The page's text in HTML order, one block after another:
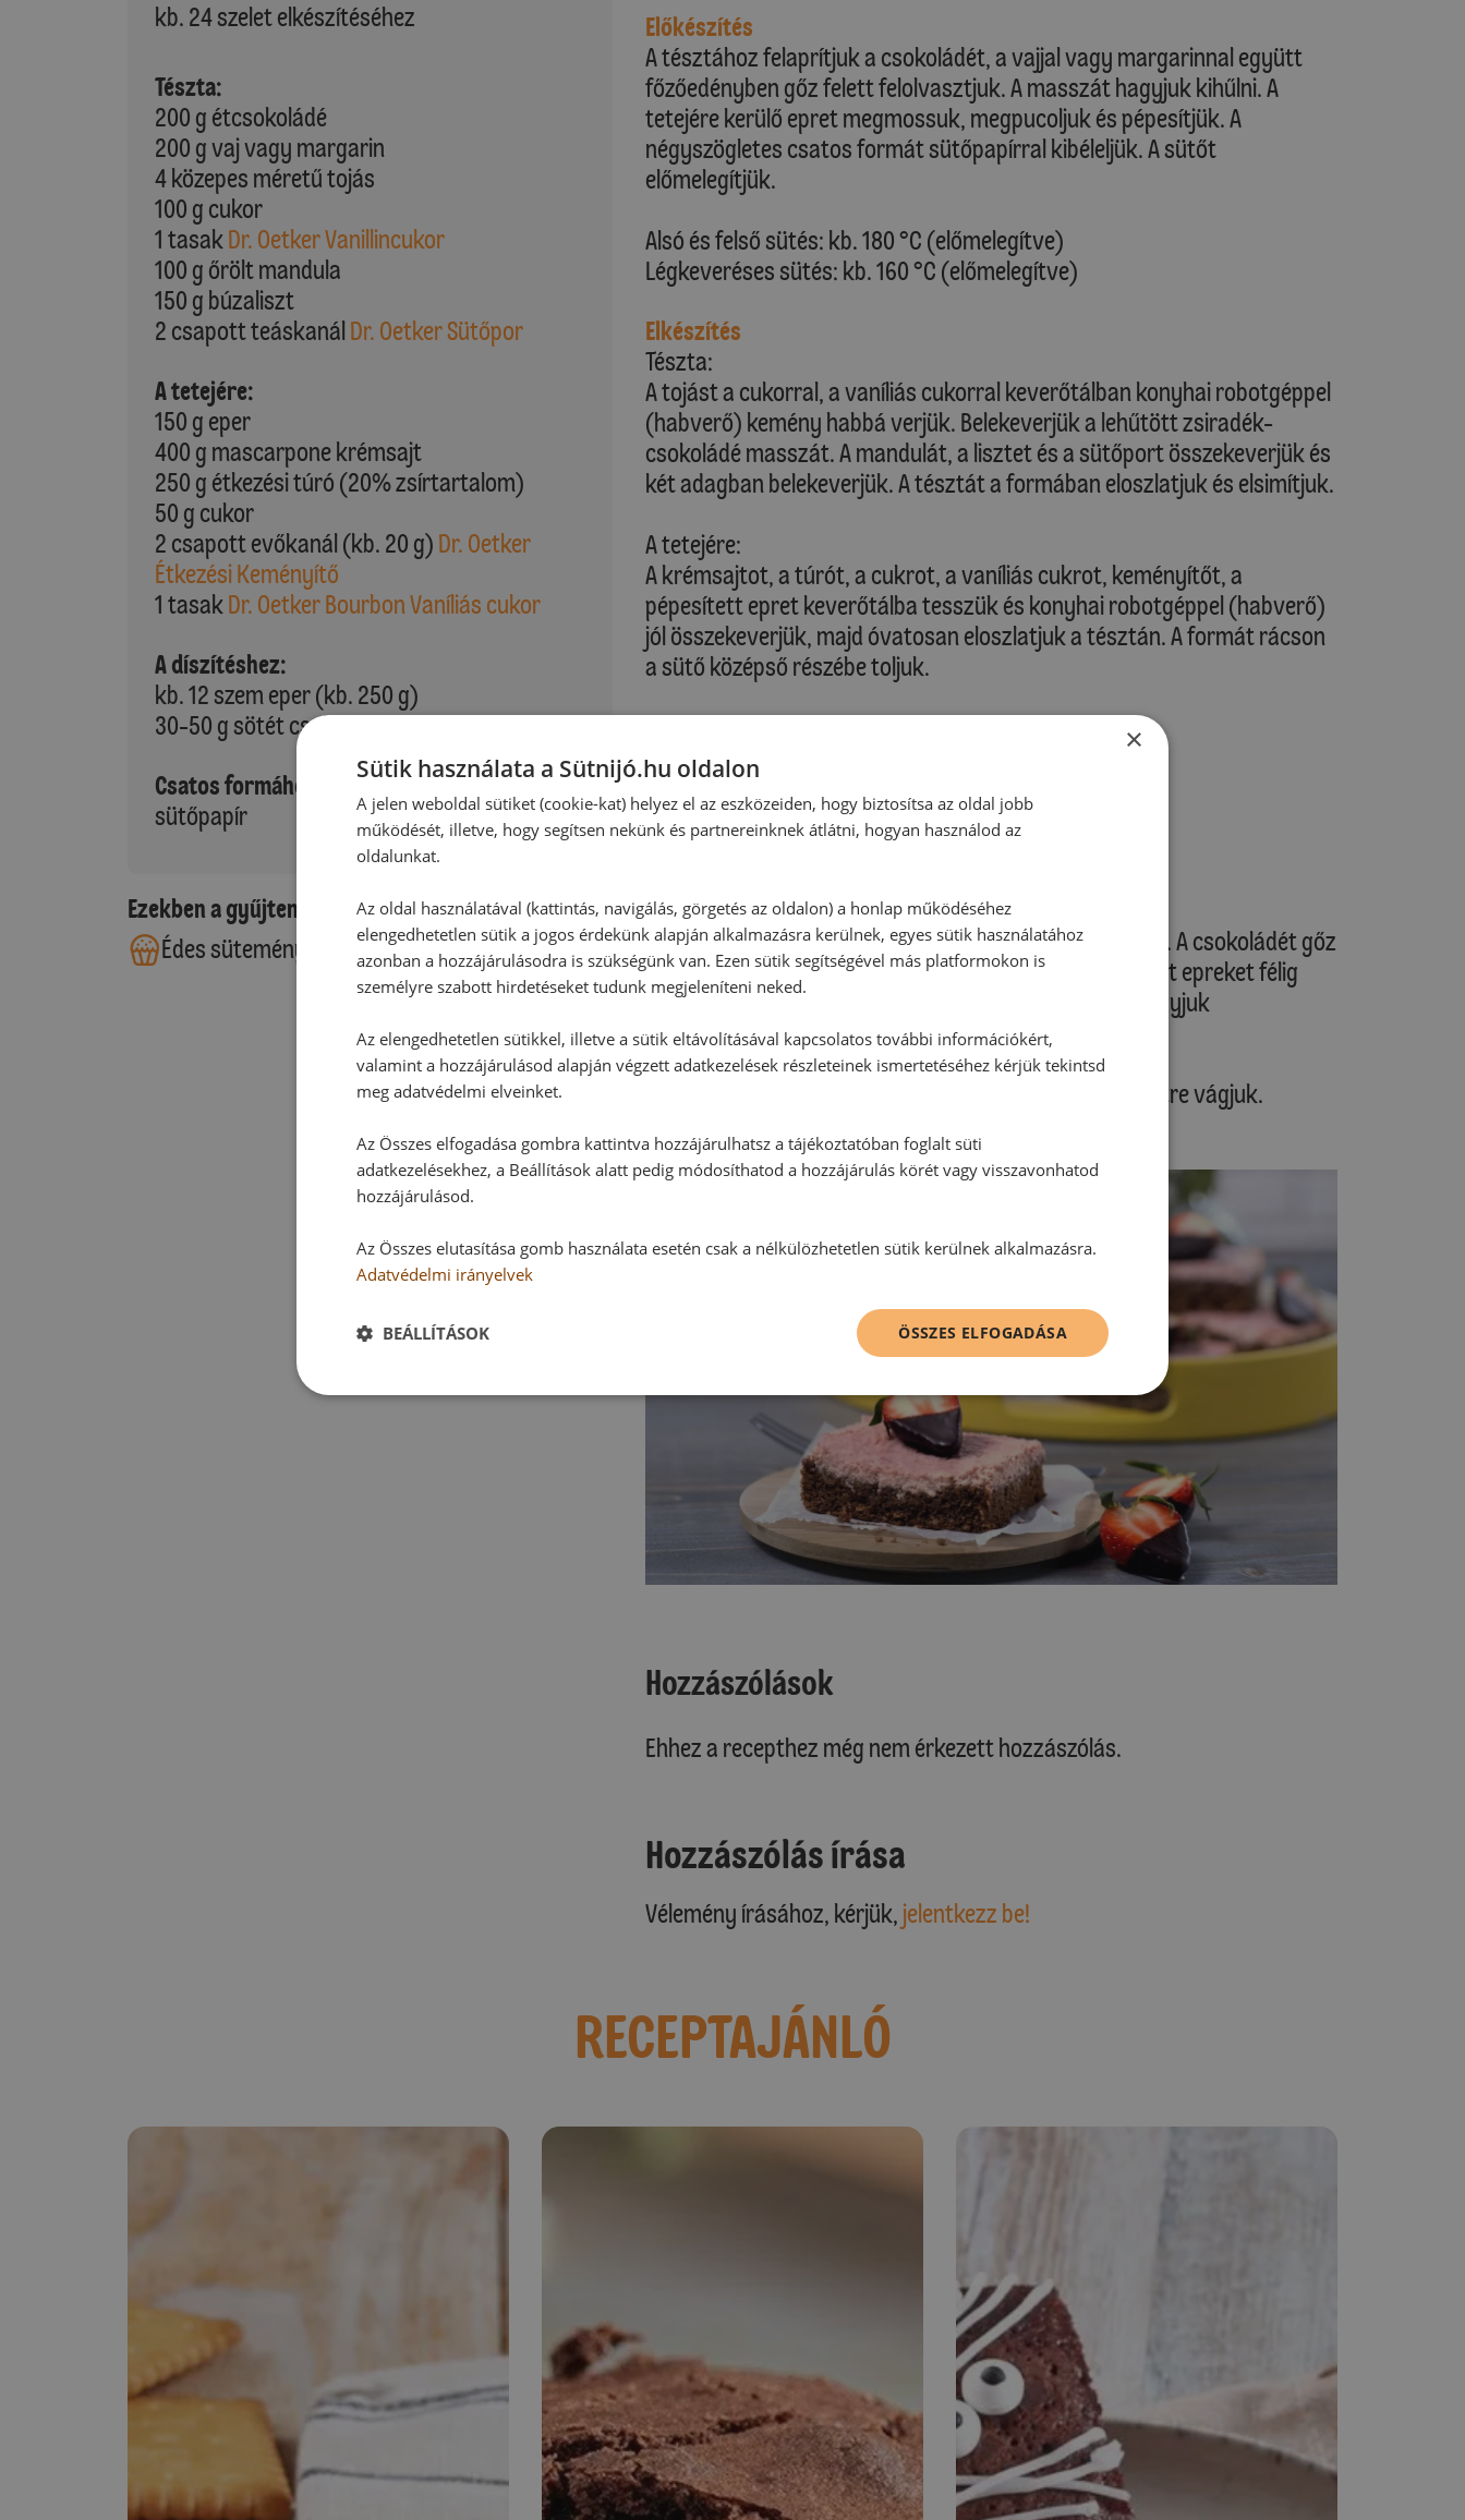
kb. 24 szelet elkészítéséhez
Tészta:
200 g étcsokoládé
200 g vaj vagy margarin
4 közepes méretű tojás
100 g cukor
1 tasakDr. Oetker Vanillincukor
100 g őrölt mandula
150 g búzaliszt
2 csapott teáskanálDr. Oetker Sütőpor
A tetejére:
150 g eper
400 g mascarpone krémsajt
250 g étkezési túró (20% zsírtartalom)
50 g cukor
2 csapott evőkanál (kb. 20 g) Dr. Oetker
Étkezési Keményítő
1 tasakDr. Oetker Bourbon Vaníliás cukor
A díszítéshez:
kb. 12 szem eper (kb. 250 g)
30-50 g sötét csokoládé
Csatos formához (kb. 32*24cm):
sütőpapír
Ezekben a gyűjteményekben található:
Édes sütemények
Előkészítés
A tésztához felaprítjuk a csokoládét, a vajjal vagy margarinnal együtt
főzőedényben gőz felett felolvasztjuk. A masszát hagyjuk kihűlni. A
tetejére kerülő epret megmossuk, megpucoljuk és pépesítjük. A
négyszögletes csatos formát sütőpapírral kibéleljük. A sütőt
előmelegítjük.
Alsó és felső sütés: kb. 180 °C (előmelegítve)
Légkeveréses sütés: kb. 160 °C (előmelegítve)
Elkészítés
Tészta:
A tojást a cukorral, a vaníliás cukorral keverőtálban konyhai robotgéppel
(habverő) kemény habbá verjük. Belekeverjük a lehűtött zsiradék-
csokoládé masszát. A mandulát, a lisztet és a sütőport összekeverjük és
két adagban belekeverjük. A tésztát a formában eloszlatjuk és elsimítjuk.
A tetejére:
A krémsajtot, a túrót, a cukrot, a vaníliás cukrot, keményítőt, a
pépesített epret keverőtálba tesszük és konyhai robotgéppel (habverő)
jól összekeverjük, majd óvatosan eloszlatjuk a tésztán. A formát rácson
a sütő középső részébe toljuk.
Kérjük, vegye figyelembe saját sütője tulajdonságait!
A forma alját sütőrácson hagyjuk kihűlni.
Díszítés:
Az epret megmossuk, elfelezzük és leitatjuk róla a vizet. A csokoládét gőz
felett alacsony hőmérsékleten megolvasztjuk. A felezett epreket félig
bevonjuk vele, kicsit lecsöpögtetjük és sütőpapíron hagyjuk
megszilárdulni.
A süteményről lecsatoljuk a sütőformát és kb. 24 szeletre vágjuk.
Hozzászólások
Ehhez a recepthez még nem érkezett hozzászólás.
Hozzászólás írása
Vélemény írásához, kérjük, jelentkezz be!
RECEPTAJÁNLÓ
×
Sütik használata a Sütnijó.hu oldalon
A jelen weboldal sütiket (cookie-kat) helyez el az eszközeiden, hogy biztosítsa az oldal jobb
működését, illetve, hogy segítsen nekünk és partnereinknek átlátni, hogyan használod az
oldalunkat.
Az oldal használatával (kattintás, navigálás, görgetés az oldalon) a honlap működéséhez
elengedhetetlen sütik a jogos érdekünk alapján alkalmazásra kerülnek, egyes sütik használatához
azonban a hozzájárulásodra is szükségünk van. Ezen sütik segítségével más platformokon is
személyre szabott hirdetéseket tudunk megjeleníteni neked.
Az elengedhetetlen sütikkel, illetve a sütik eltávolításával kapcsolatos további információkért,
valamint a hozzájárulásod alapján végzett adatkezelések részleteinek ismertetéséhez kérjük tekintsd
meg adatvédelmi elveinket.
Az Összes elfogadása gombra kattintva hozzájárulhatsz a tájékoztatóban foglalt süti
adatkezelésekhez, a Beállítások alatt pedig módosíthatod a hozzájárulás körét vagy visszavonhatod
hozzájárulásod.
Az Összes elutasítása gomb használata esetén csak a nélkülözhetetlen sütik kerülnek alkalmazásra.
Adatvédelmi irányelvek
ÖSSZES ELFOGADÁSA
BEÁLLÍTÁSOK